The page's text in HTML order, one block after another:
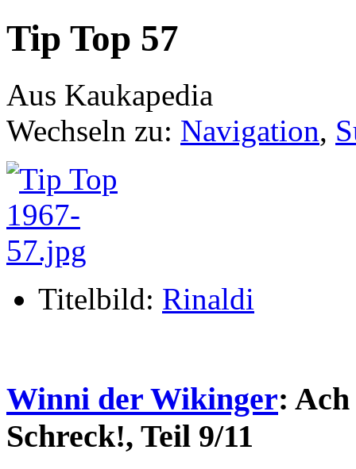
Tip Top 57
Aus Kaukapedia
Wechseln zu: Navigation,
Titelbild: Rinaldi
Winni der Wikinger:
Schreck!, Teil 9/11